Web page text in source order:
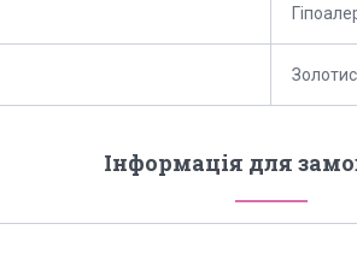
Інформація для